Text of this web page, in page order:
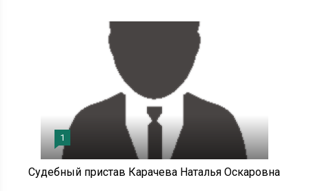
1
Судебный пристав Карачева Наталья Оскаровна